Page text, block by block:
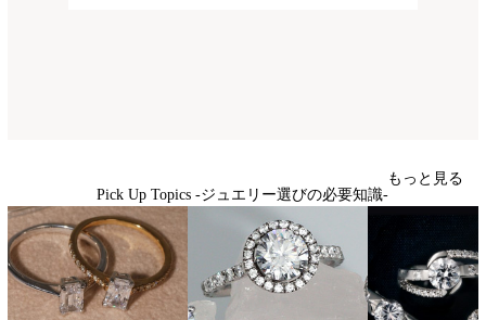
Pick Up Topics -ジュエリー選びの必要知識-
もっと見る